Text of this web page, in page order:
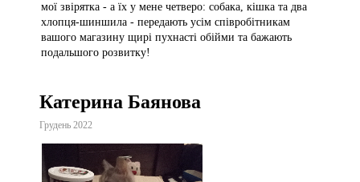
мої звірятка - а їх у мене четверо: собака, кішка та два
хлопця-шиншила - передають усім співробітникам
вашого магазину щирі пухнасті обійми та бажають
подальшого розвитку!
Катерина Баянова
Грудень 2022